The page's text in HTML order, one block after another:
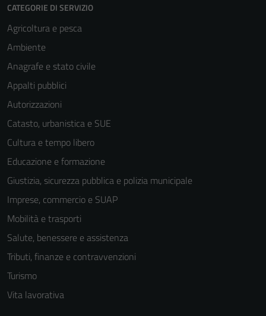
CATEGORIE DI SERVIZIO
Agricoltura e pesca
Ambiente
Anagrafe e stato civile
Appalti pubblici
Autorizzazioni
Catasto, urbanistica e SUE
Cultura e tempo libero
Educazione e formazione
Giustizia, sicurezza pubblica e polizia municipale
Imprese, commercio e SUAP
Mobilità e trasporti
Salute, benessere e assistenza
Tributi, finanze e contravvenzioni
Turismo
Vita lavorativa